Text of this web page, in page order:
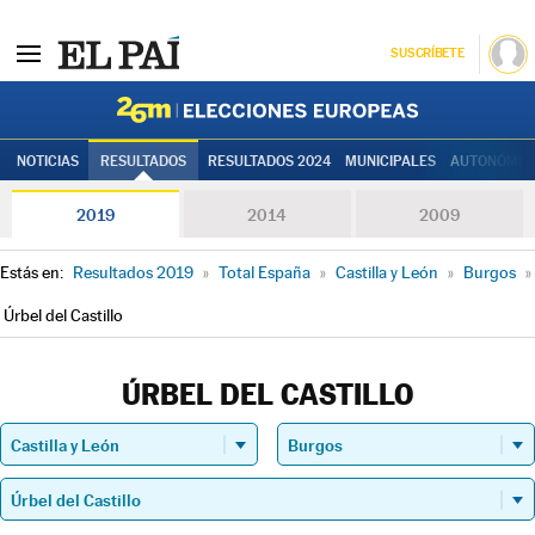
SUSCRÍBETE
NOTICIAS RESULTADOS RESULTADOS 2024 MUNICIPALES
2019 2014 2009
Estás en: Resultados 2019 » Total España » Castilla y León » Burgos »
Úrbel del Castillo
ÚRBEL DEL CASTILLO